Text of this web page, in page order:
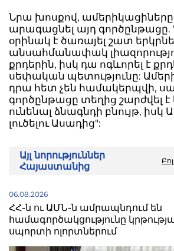
Նրա խոսքով,
արագացնել այդ գործընթացը.
օրինակ է ծառայել շատ
անսահմանափակ
քրդերին, իսկ դա ոգևորել է
սեփական պետությունը:
դրա հետ չեն համակերպվի,
գործընթացը տեղից շարժվել է
ունենալ ձնագնդի բնույթ, իսկ
լուծելու Ասադից":
Այլ նորություններ
Հայաստանից
06.08.2026
ՀՀ-ն ու ԱՄՆ-ն ամրապնդում են
համագործակցությունը
սպորտի ոլորտներում